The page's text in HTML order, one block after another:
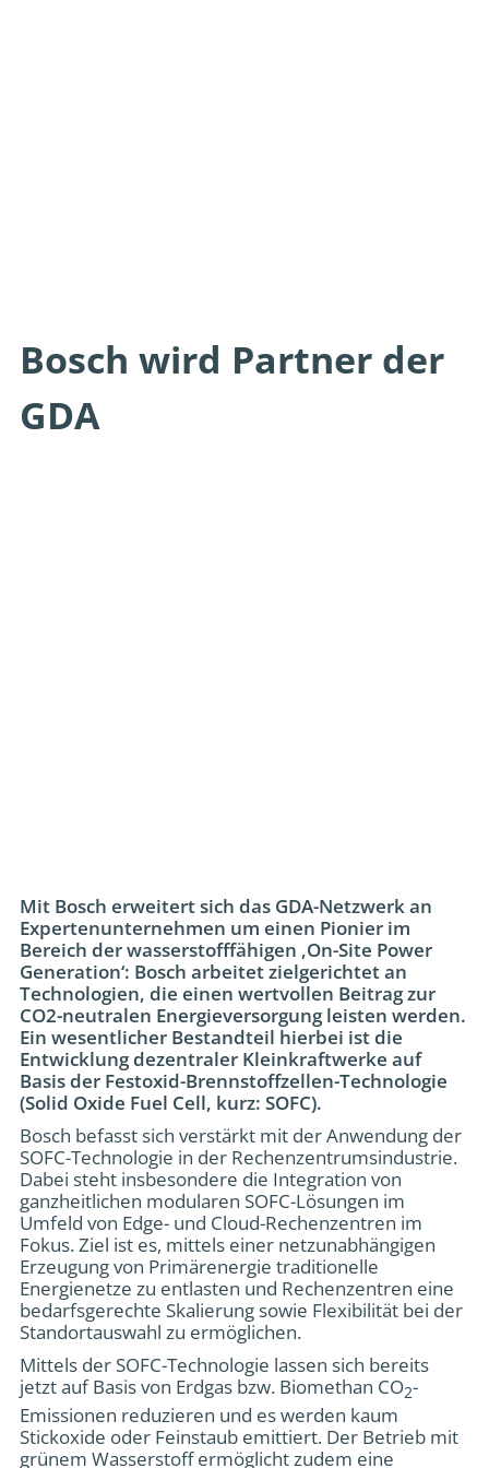
Bosch wird Partner der
GDA
Mit Bosch erweitert sich das GDA-Netzwerk an
Expertenunternehmen um einen Pionier im
Bereich der wasserstofffähigen ‚On-Site Power
Generation‘: Bosch arbeitet zielgerichtet an
Technologien, die einen wertvollen Beitrag zur
CO2-neutralen Energieversorgung leisten werden.
Ein wesentlicher Bestandteil hierbei ist die
Entwicklung dezentraler Kleinkraftwerke auf
Basis der Festoxid-Brennstoffzellen-Technologie
(Solid Oxide Fuel Cell, kurz: SOFC).
Bosch befasst sich verstärkt mit der Anwendung der
SOFC-Technologie in der Rechenzentrumsindustrie.
Dabei steht insbesondere die Integration von
ganzheitlichen modularen SOFC-Lösungen im
Umfeld von Edge- und Cloud-Rechenzentren im
Fokus. Ziel ist es, mittels einer netzunabhängigen
Erzeugung von Primärenergie traditionelle
Energienetze zu entlasten und Rechenzentren eine
bedarfsgerechte Skalierung sowie Flexibilität bei der
Standortauswahl zu ermöglichen.
Mittels der SOFC-Technologie lassen sich bereits
jetzt auf Basis von Erdgas bzw. Biomethan CO2-
Emissionen reduzieren und es werden kaum
Stickoxide oder Feinstaub emittiert. Der Betrieb mit
grünem Wasserstoff ermöglicht zudem eine